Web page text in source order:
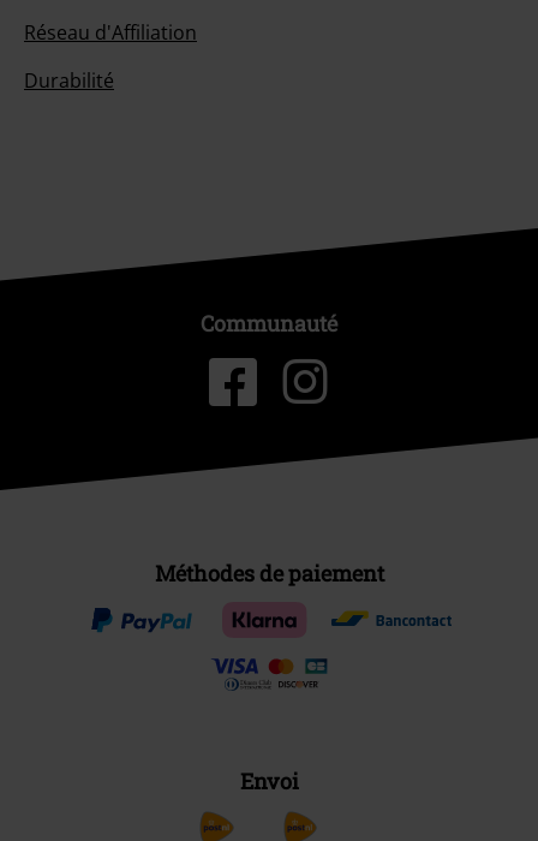
Réseau d'Affiliation
Durabilité
Communauté
Méthodes de paiement
Envoi